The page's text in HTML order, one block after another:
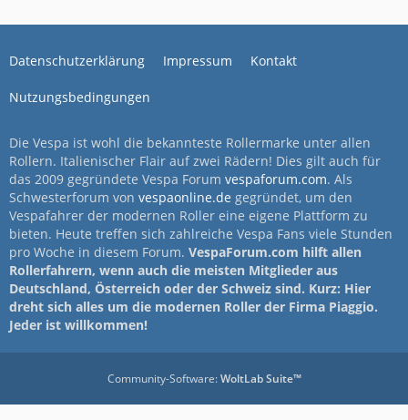
Datenschutzerklärung Impressum Kontakt
Nutzungsbedingungen
Die Vespa ist wohl die bekannteste Rollermarke unter allen
Rollern. Italienischer Flair auf zwei Rädern! Dies gilt auch für
das 2009 gegründete Vespa Forum vespaforum.com. Als
Schwesterforum von vespaonline.de gegründet, um den
Vespafahrer der modernen Roller eine eigene Plattform zu
bieten. Heute treffen sich zahlreiche Vespa Fans viele Stunden
pro Woche in diesem Forum. VespaForum.com hilft allen
Rollerfahrern, wenn auch die meisten Mitglieder aus
Deutschland, Österreich oder der Schweiz sind. Kurz: Hier
dreht sich alles um die modernen Roller der Firma Piaggio.
Jeder ist willkommen!
Community-Software:WoltLab Suite™